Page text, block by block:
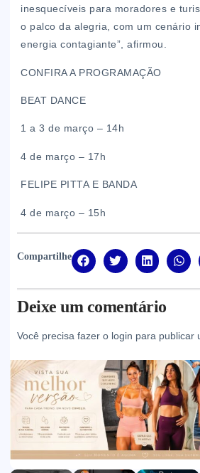
inesquecíveis para moradores e
o palco da alegria, com um cenário
energia contagiante”, afirmou.
CONFIRA A PROGRAMAÇÃO
BEAT DANCE
1 a 3 de março – 14h
4 de março – 17h
FELIPE PITTA E BANDA
4 de março – 15h
Compartilhe
Deixe um comentário
Você precisa fazer o login para publicar